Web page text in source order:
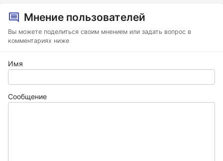
Мнение пользователей
Вы можете поделиться своим мнением или задать вопрос в
комментариях ниже
Имя
Сообщение